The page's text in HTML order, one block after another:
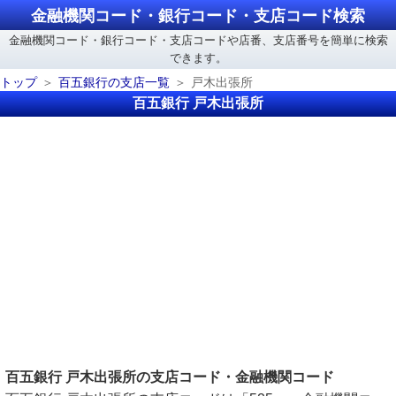
金融機関コード・銀行コード・支店コード検索
金融機関コード・銀行コード・支店コードや店番、支店番号を簡単に検索
できます。
トップ
百五銀行の支店一覧 戸木出張所
百五銀行 戸木出張所
百五銀行 戸木出張所の支店コード・金融機関コード